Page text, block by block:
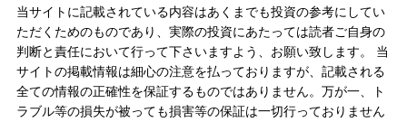
当サイトに記載されている内容はあくまでも投資の参考にしてい
ただくためのものであり、実際の投資にあたっては読者ご自身の
判断と責任において行って下さいますよう、お願い致します。 当
サイトの掲載情報は細心の注意を払っておりますが、記載される
全ての情報の正確性を保証するものではありません。万が一、ト
ラブル等の損失が被っても損害等の保証は一切行っておりません